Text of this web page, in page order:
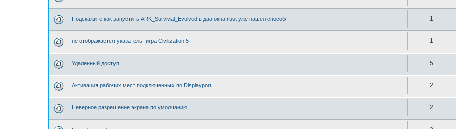
Подскажите как запустить ARK_Survival_Evolved в два окна rust уже нашел способ 1
не отображается указатель -игра Civilization 5 1
Удаленный доступ 5
Активация рабочих мест подключенных по Displayport 2
Неверное разрешение экрана по умолчанию 2